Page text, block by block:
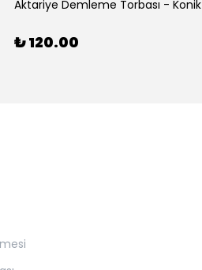
Aktariye Demleme Torbası - Konik
₺ 120.00